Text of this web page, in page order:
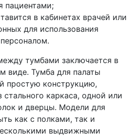
пациентами;
в кабинетах врачей или
для использования
тумбами заключается в
виде. Тумба для палаты
простую конструкцию,
стального каркаса, одной или
и дверцы. Модели для
как с полками, так и
выдвижными